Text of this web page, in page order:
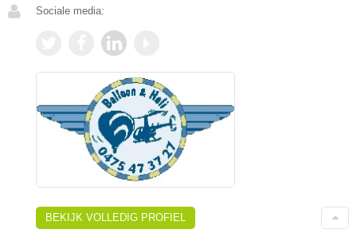
Sociale media:
BEKIJK VOLLEDIG PROFIEL